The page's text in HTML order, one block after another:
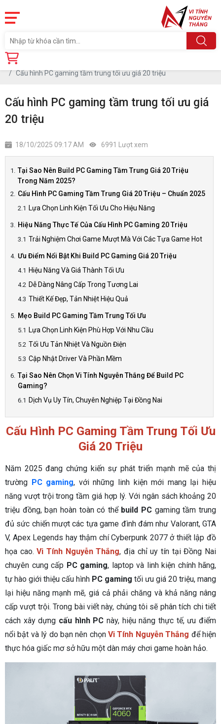
Trang chủ
Cấu hình PC gaming tầm trung tối ưu giá 20 triệu
Cấu hình PC gaming tầm trung tối ưu giá
20 triệu
18/10/2025 09:17 AM 6991 Lượt xem
Tại Sao Nên Build PC Gaming Tầm Trung Giá 20 Triệu
Trong Năm 2025?
Cấu Hình PC Gaming Tầm Trung Giá 20 Triệu – Chuẩn 2025
Lựa Chọn Linh Kiện Tối Ưu Cho Hiệu Năng
Hiệu Năng Thực Tế Của Cấu Hình PC Gaming 20 Triệu
Trải Nghiệm Chơi Game Mượt Mà Với Các Tựa Game Hot
Ưu Điểm Nổi Bật Khi Build PC Gaming Giá 20 Triệu
Hiệu Năng Và Giá Thành Tối Ưu
Dễ Dàng Nâng Cấp Trong Tương Lai
Thiết Kế Đẹp, Tản Nhiệt Hiệu Quả
Mẹo Build PC Gaming Tầm Trung Tối Ưu
Lựa Chọn Linh Kiện Phù Hợp Với Nhu Cầu
Tối Ưu Tản Nhiệt Và Nguồn Điện
Cập Nhật Driver Và Phần Mềm
Tại Sao Nên Chọn Vi Tính Nguyễn Thắng Để Build PC
Gaming?
Dịch Vụ Uy Tín, Chuyên Nghiệp Tại Đồng Nai
Cấu Hình PC Gaming Tầm Trung Tối Ưu
Giá 20 Triệu
Năm 2025 đang chứng kiến sự phát triển mạnh mẽ của thị
trường PC gaming, với những linh kiện mới mang lại hiệu
năng vượt trội trong tầm giá hợp lý. Với ngân sách khoảng 20
triệu đồng, bạn hoàn toàn có thể build PC gaming tầm trung
đủ sức chiến mượt các tựa game đình đám như Valorant, GTA
V, Apex Legends hay thậm chí Cyberpunk 2077 ở thiết lập đồ
họa cao.Vi Tính Nguyễn Thắng, địa chỉ uy tín tại Đồng Nai
chuyên cung cấp PC gaming, laptop và linh kiện chính hãng,
tự hào giới thiệu cấu hình PC gaming tối ưu giá 20 triệu, mang
lại hiệu năng mạnh mẽ, giá cả phải chăng và khả năng nâng
cấp vượt trội. Trong bài viết này, chúng tôi sẽ phân tích chi tiết
cách xây dựng cấu hình PC này, hiệu năng thực tế, ưu điểm
nổi bật và lý do bạn nên chọnVi Tính Nguyễn Thắng để hiện
thực hóa giấc mơ sở hữu một dàn máy chơi game hoàn hảo.